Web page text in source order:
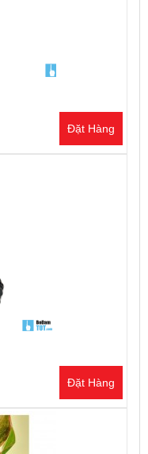
Đặt Hàng
Đặt Hàng